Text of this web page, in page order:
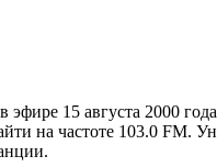
эфире 15 августа 2000
на частоте 103.0 FM.